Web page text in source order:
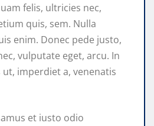
felis, ultricies nec,
quis, sem. Nulla
enim. Donec pede justo,
vulputate eget, arcu. In
imperdiet a, venenatis
et iusto odio